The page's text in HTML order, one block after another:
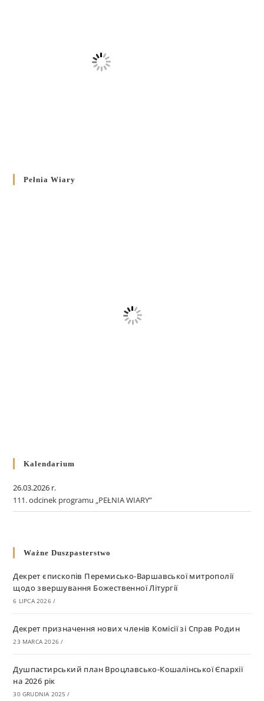
Pełnia Wiary
Kalendarium
26.03.2026 r.
111. odcinek programu „PEŁNIA WIARY”
Ważne Duszpasterstwo
Декрет єпископів Перемисько-Варшавської митрополії
щодо звершування Божественної Літургії
6 LIPCA 2026 /
Декрет призначення нових членів Комісії зі Справ Родин
23 MARCA 2026 /
Душпастирський план Вроцлавсько-Кошалінської Єпархії
на 2026 рік
30 GRUDNIA 2025 /